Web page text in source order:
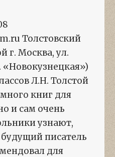
Толстовский
г. Москва, ул.
«Новокузнецкая»)
Л.Н. Толстой
книг для
и сам очень
узнают,
писатель
для